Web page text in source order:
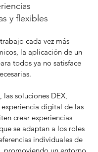
y flexibles
cada vez más
la aplicación de un
todos ya no satisface
las soluciones DEX,
experiencia digital de las
crear experiencias
se adaptan a los roles
individuales de